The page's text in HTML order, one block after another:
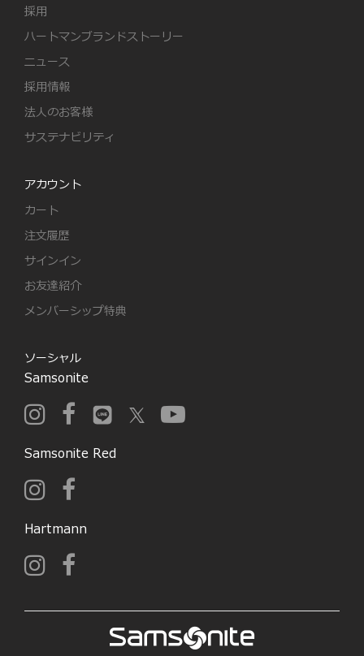
採用
ハートマンブランドストーリー
ニュース
採用情報
法人のお客様
サステナビリティ
アカウント
カート
注文履歴
サインイン
お友達紹介
メンバーシップ特典
ソーシャル
Samsonite
Samsonite Red
Hartmann